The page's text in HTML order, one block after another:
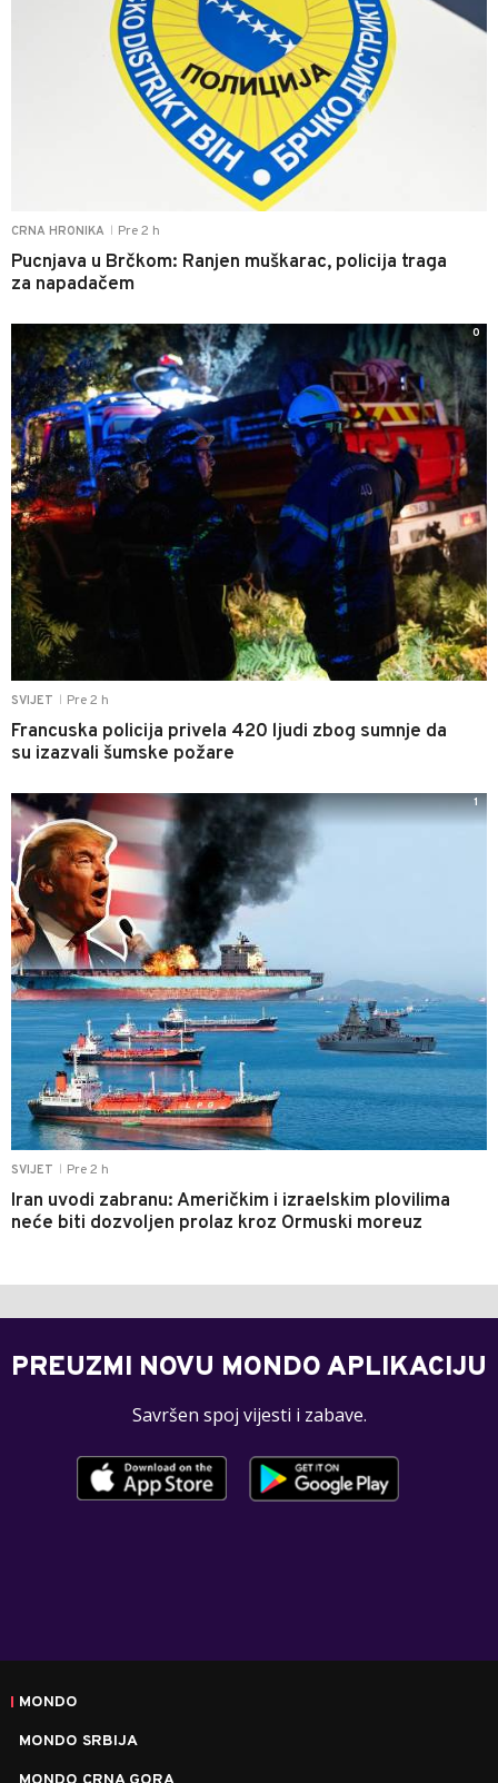
CRNA HRONIKA Pre 2 h
Pucnjava u Brčkom: Ranjen muškarac, policija traga
za napadačem
SVIJET Pre 2 h
Francuska policija privela 420 ljudi zbog sumnje da
su izazvali šumske požare
0
SVIJET Pre 2 h
Iran uvodi zabranu: Američkim i izraelskim plovilima
neće biti dozvoljen prolaz kroz Ormuski moreuz
1
PREUZMI NOVU MONDO APLIKACIJU
Savršen spoj vijesti i zabave.
MONDO
MONDO SRBIJA